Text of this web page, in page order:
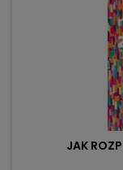
JAK